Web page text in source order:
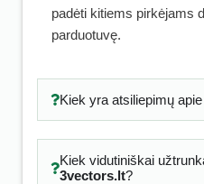
padėti kitiems pirkėjams
parduotuvę.
Kiek yra atsiliepimų apie
Kiek vidutiniškai
3vectors.lt?